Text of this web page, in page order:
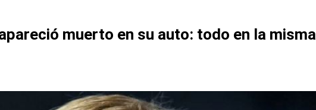
muerto en su auto: todo en la misma